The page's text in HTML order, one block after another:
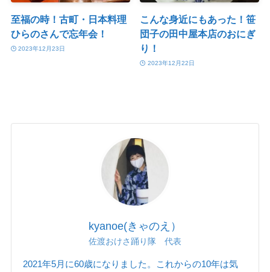
至福の時！古町・日本料理
ひらのさんで忘年会！
2023年12月23日
こんな身近にもあった！笹
団子の田中屋本店のおにぎ
り！
2023年12月22日
kyanoe(きゃのえ）
佐渡おけさ踊り隊 代表
2021年5月に60歳になりました。これからの10年は気